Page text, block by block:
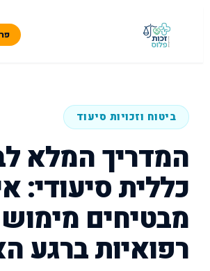
ביטוח וזכויות סיעוד
המדריך המלא
כללית סיעודי:
מבטיחים מימוש
רפואיות ברגע